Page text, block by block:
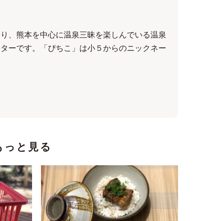
、熊本を中心に温泉三昧を楽しんでいる温泉
ーです。「ぴちこ」は小５からのニックネー
っと見る